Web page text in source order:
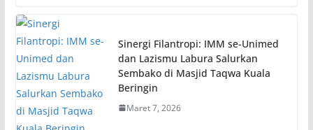
Sinergi Filantropi: IMM se-Unimed
dan Lazismu Labura Salurkan
Sembako di Masjid Taqwa Kuala
Beringin
Maret 7, 2026